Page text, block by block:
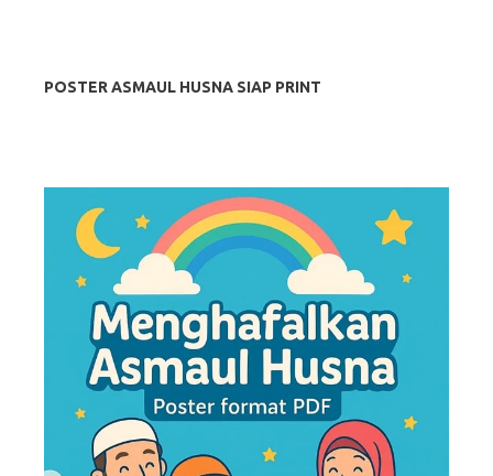
POSTER ASMAUL HUSNA SIAP PRINT